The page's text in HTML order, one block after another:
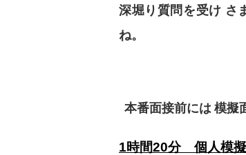
深堀り質問を受け さ
ね。
本番面接前には 模擬
1時間20分 個人模